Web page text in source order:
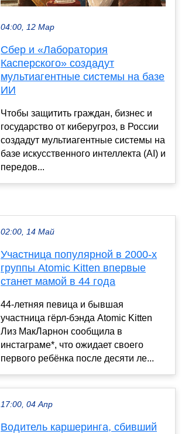
04:00, 12 Мар
Сбер и «Лаборатория
Касперского» создадут
мультиагентные системы на базе
ИИ
Чтобы защитить граждан, бизнес и
государство от киберугроз, в России
создадут мультиагентные системы на
базе искусственного интеллекта (AI) и
передов...
02:00, 14 Май
Участница популярной в 2000-х
группы Atomic Kitten впервые
станет мамой в 44 года
44-летняя певица и бывшая
участница гёрл-бэнда Atomic Kitten
Лиз МакЛарнон сообщила в
инстаграме*, что ожидает своего
первого ребёнка после десяти ле...
17:00, 04 Апр
Водитель каршеринга, сбивший